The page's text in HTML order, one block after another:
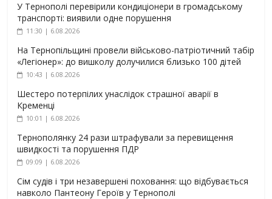
У Тернополі перевірили кондиціонери в громадському
транспорті: виявили одне порушення
11:30 | 6.08.2026
На Тернопільщині провели військово-патріотичний табір
«Легіонер»: до вишколу долучилися близько 100 дітей
10:43 | 6.08.2026
Шестеро потерпілих унаслідок страшної аварії в
Кременці
10:01 | 6.08.2026
Тернополянку 24 рази штрафували за перевищення
швидкості та порушення ПДР
09:09 | 6.08.2026
Сім судів і три незавершені поховання: що відбувається
навколо Пантеону Героїв у Тернополі